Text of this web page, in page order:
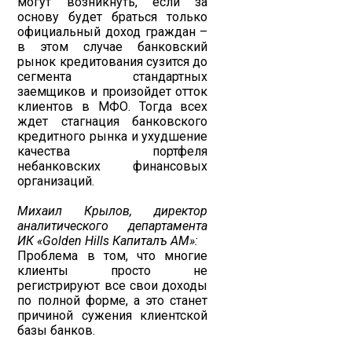
основу будет браться только
официальный доход граждан –
в этом случае банковский
рынок кредитования сузится до
сегмента стандартных
заемщиков и произойдет отток
клиентов в МФО. Тогда всех
ждет стагнация банковского
кредитного рынка и ухудшение
качества портфеля
небанковских финансовых
организаций.
Михаил Крылов, директор
аналитического департамента
ИК «Golden Hills Капиталъ АМ»:
Проблема в том, что многие
клиенты просто не
регистрируют все свои доходы
по полной форме, а это станет
причиной сужения клиентской
базы банков.